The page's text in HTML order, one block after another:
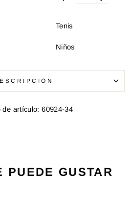
Tenis
Niños
de artículo: 60924-34
PUEDE GUSTAR